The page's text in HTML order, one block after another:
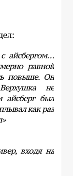
айсбергом…
равной
повыше. Он
не
айсберг был
как раз
входя на